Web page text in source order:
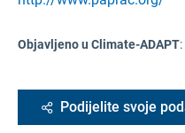
Objavljeno u Climate-ADAPT:
Podijelite svoje